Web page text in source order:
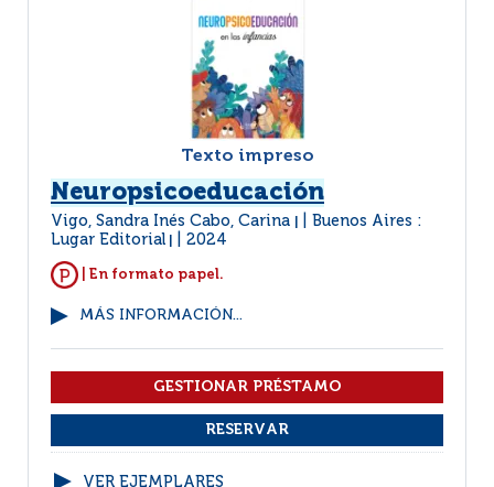
Texto impreso
Neuropsicoeducación
Vigo, Sandra Inés Cabo, Carina
Buenos Aires :
Lugar Editorial
2024
| En formato papel.
MÁS INFORMACIÓN...
VER EJEMPLARES